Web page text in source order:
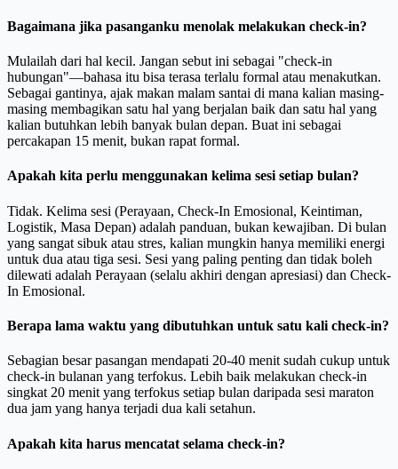
Bagaimana jika pasanganku menolak melakukan check-in?
Mulailah dari hal kecil. Jangan sebut ini sebagai "check-in
hubungan"—bahasa itu bisa terasa terlalu formal atau menakutkan.
Sebagai gantinya, ajak makan malam santai di mana kalian masing-
masing membagikan satu hal yang berjalan baik dan satu hal yang
kalian butuhkan lebih banyak bulan depan. Buat ini sebagai
percakapan 15 menit, bukan rapat formal.
Apakah kita perlu menggunakan kelima sesi setiap bulan?
Tidak. Kelima sesi (Perayaan, Check-In Emosional, Keintiman,
Logistik, Masa Depan) adalah panduan, bukan kewajiban. Di bulan
yang sangat sibuk atau stres, kalian mungkin hanya memiliki energi
untuk dua atau tiga sesi. Sesi yang paling penting dan tidak boleh
dilewati adalah Perayaan (selalu akhiri dengan apresiasi) dan Check-
In Emosional.
Berapa lama waktu yang dibutuhkan untuk satu kali check-in?
Sebagian besar pasangan mendapati 20-40 menit sudah cukup untuk
check-in bulanan yang terfokus. Lebih baik melakukan check-in
singkat 20 menit yang terfokus setiap bulan daripada sesi maraton
dua jam yang hanya terjadi dua kali setahun.
Apakah kita harus mencatat selama check-in?